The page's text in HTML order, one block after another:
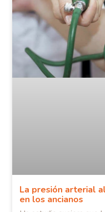
La presión arterial
en los ancianos